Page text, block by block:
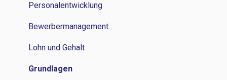
Grundlagen
Personalentwicklung
Bewerbermanagement
Lohn und Gehalt
Grundlagen